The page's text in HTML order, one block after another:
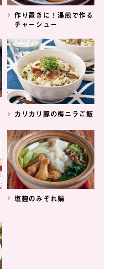
作り置きに！湯煎で作る
チャーシュー
カリカリ豚の梅ニラご飯
塩麹のみぞれ鍋